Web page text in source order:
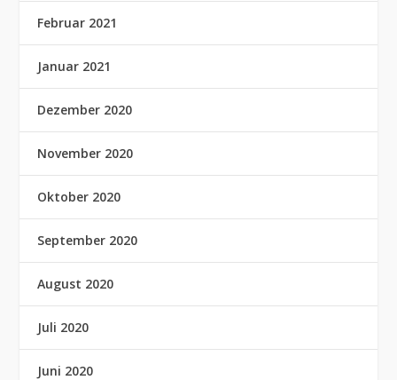
Februar 2021
Januar 2021
Dezember 2020
November 2020
Oktober 2020
September 2020
August 2020
Juli 2020
Juni 2020